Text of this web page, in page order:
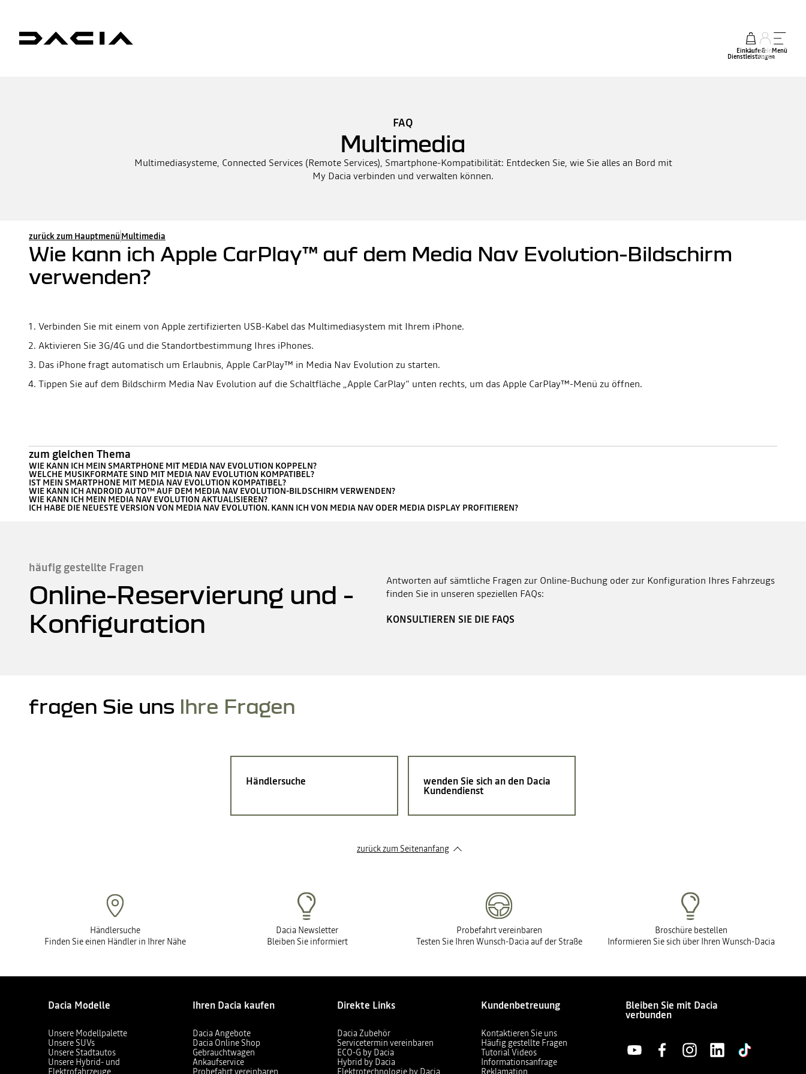
Einkäufe &
Dienstleistungen
mein
Konto
Menü
FAQ
Multimedia
Multimediasysteme, Connected Services (Remote Services), Smartphone-Kompatibilität: Entdecken Sie, wie Sie alles an Bord mit
My Dacia verbinden und verwalten können.
zurück zum Hauptmenü Multimedia
Wie kann ich Apple CarPlay™ auf dem Media Nav Evolution-Bildschirm
verwenden?
Verbinden Sie mit einem von Apple zertifizierten USB-Kabel das Multimediasystem mit Ihrem iPhone.
Aktivieren Sie 3G/4G und die Standortbestimmung Ihres iPhones.
Das iPhone fragt automatisch um Erlaubnis, Apple CarPlay™ in Media Nav Evolution zu starten.
Tippen Sie auf dem Bildschirm Media Nav Evolution auf die Schaltfläche „Apple CarPlay“ unten rechts, um das Apple CarPlay™-Menü zu öffnen.
zum gleichen Thema
WIE KANN ICH MEIN SMARTPHONE MIT MEDIA NAV EVOLUTION KOPPELN?
WELCHE MUSIKFORMATE SIND MIT MEDIA NAV EVOLUTION KOMPATIBEL?
IST MEIN SMARTPHONE MIT MEDIA NAV EVOLUTION KOMPATIBEL?
WIE KANN ICH ANDROID AUTO™ AUF DEM MEDIA NAV EVOLUTION-BILDSCHIRM VERWENDEN?
WIE KANN ICH MEIN MEDIA NAV EVOLUTION AKTUALISIEREN?
ICH HABE DIE NEUESTE VERSION VON MEDIA NAV EVOLUTION. KANN ICH VON MEDIA NAV ODER MEDIA DISPLAY PROFITIEREN?
häufig gestellte Fragen
Online-Reservierung und -
Konfiguration
Antworten auf sämtliche Fragen zur Online-Buchung oder zur Konfiguration Ihres Fahrzeugs
finden Sie in unseren speziellen FAQs:
KONSULTIEREN SIE DIE FAQS
fragen Sie uns Ihre Fragen
Händlersuche wenden Sie sich an den Dacia
Kundendienst
zurück zum Seitenanfang
Händlersuche
Finden Sie einen Händler in Ihrer Nähe
Dacia Newsletter
Bleiben Sie informiert
Probefahrt vereinbaren
Testen Sie Ihren Wunsch-Dacia auf der Straße
Broschüre bestellen
Informieren Sie sich über Ihren Wunsch-Dacia
Dacia Modelle
Unsere Modellpalette
Unsere SUVs
Unsere Stadtautos
Unsere Hybrid- und
Elektrofahrzeuge
Ihren Dacia kaufen
Dacia Angebote
Dacia Online Shop
Gebrauchtwagen
Ankaufservice
Probefahrt vereinbaren
Direkte Links
Dacia Zubehör
Servicetermin vereinbaren
ECO-G by Dacia
Hybrid by Dacia
Elektrotechnologie by Dacia
Kundenbetreuung
Kontaktieren Sie uns
Häufig gestellte Fragen
Tutorial Videos
Informationsanfrage
Reklamation
Bleiben Sie mit Dacia
verbunden